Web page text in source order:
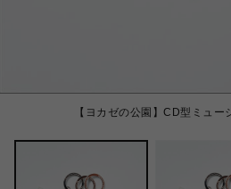
【ヨカゼの公園】CD型ミュー